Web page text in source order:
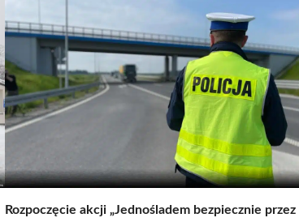
Rozpoczęcie akcji „Jednośladem bezpiecznie przez